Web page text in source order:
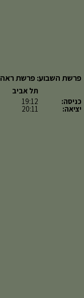
פרשת השבוע: פרשת ראה
כניסה:
יציאה:
תל אביב
19:12
20:11